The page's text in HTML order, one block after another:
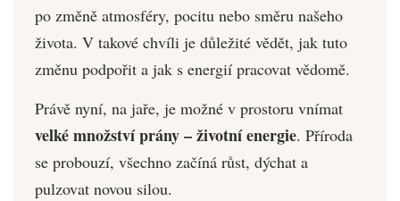
po změně atmosféry, pocitu nebo směru našeho
života. V takové chvíli je důležité vědět, jak tuto
změnu podpořit a jak s energií pracovat vědomě.
Právě nyní, na jaře, je možné v prostoru vnímat
velké množství prány – životní energie. Příroda
se probouzí, všechno začíná růst, dýchat a
pulzovat novou silou.